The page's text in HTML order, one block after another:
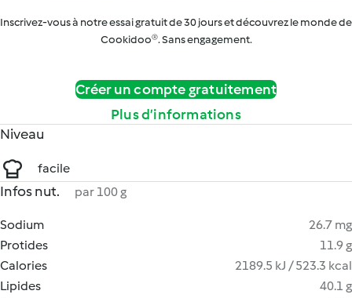
Inscrivez-vous à notre essai gratuit de 30 jours et découvrez le monde de
Cookidoo®. Sans engagement.
Créer un compte gratuitement
Plus d’informations
Niveau
facile
Infos nut. par 100 g
Sodium
26.7 mg
Protides
11.9 g
Calories
2189.5 kJ / 523.3 kcal
Lipides
40.1 g